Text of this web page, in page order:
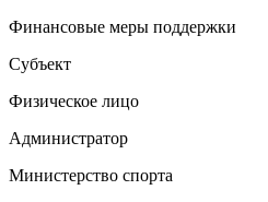
Финансовые меры поддержки
Субъект
Физическое лицо
Администратор
Министерство спорта